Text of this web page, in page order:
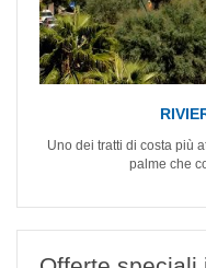
Uno dei tratti di costa più
palme che